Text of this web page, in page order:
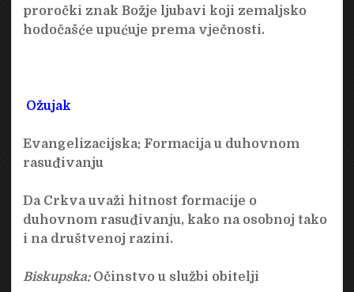
proročki znak Božje ljubavi koji zemaljsko
hodočašće upućuje prema vječnosti.
Ožujak
Evangelizacijska: Formacija u duhovnom
rasuđivanju
Da Crkva uvaži hitnost formacije o
duhovnom rasuđivanju, kako na osobnoj tako
i na društvenoj razini.
Biskupska: Očinstvo u službi obitelji